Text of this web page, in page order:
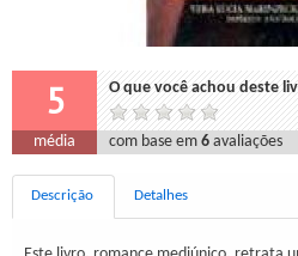
5 O que você achou deste
média com base em6 avaliações
Descrição Detalhes